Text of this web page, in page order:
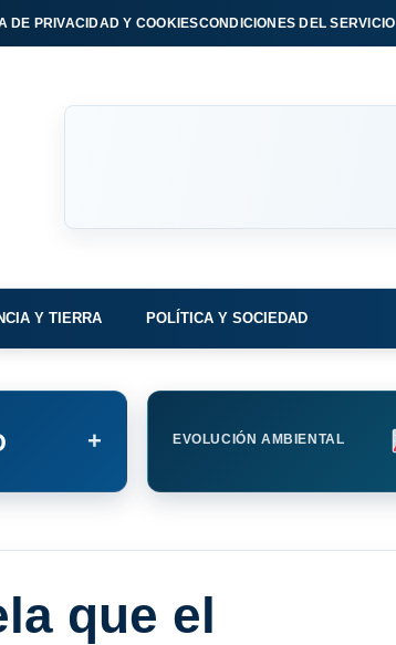
DE PRIVACIDAD Y COOKIESCONDICIONES DEL SERVICIO
Y TIERRA POLÍTICA Y SOCIEDAD
+ EVOLUCIÓN AMBIENTAL
que el